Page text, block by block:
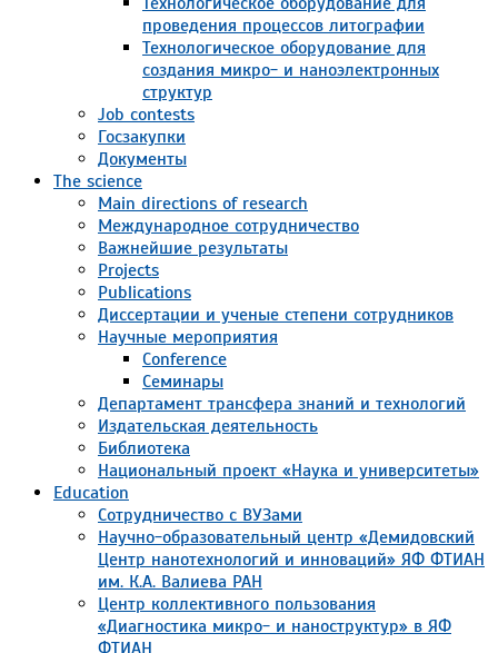
проведения процессов литографии
Технологическое оборудование для
создания микро- и наноэлектронных
структур
Job contests
Госзакупки
Документы
The science
Main directions of research
Международное сотрудничество
Важнейшие результаты
Projects
Publications
Диссертации и ученые степени сотрудников
Научные мероприятия
Conference
Семинары
Департамент трансфера знаний и технологий
Издательская деятельность
Библиотека
Национальный проект «Наука и университеты»
Education
Сотрудничество с ВУЗами
Научно-образовательный центр «Демидовский
Центр нанотехнологий и инноваций» ЯФ ФТИАН
им. К.А. Валиева РАН
Центр коллективного пользования
«Диагностика микро- и наноструктур» в ЯФ
ФТИАН